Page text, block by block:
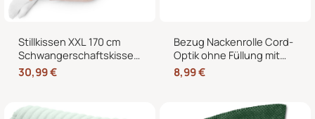
Stillkissen XXL 170 cm
Schwangerschaftskissen
Seitenschläferkissen U-
Form – Lagerungskissen
abnehmbarem Bezug
30,99€
Bezug Nackenrolle Cord-
Optik ohne Füllung mit
Reißverschluss 40 x 15
cm – Ersatzbezug für
Kissenrollen
8,99€